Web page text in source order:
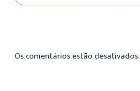
Os comentários estão desativados.